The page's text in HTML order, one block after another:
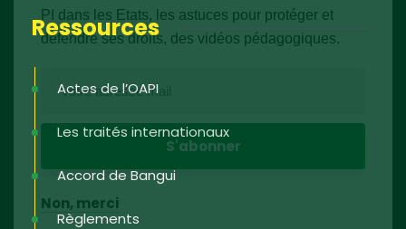
Ressources
Actes de l’OAPI
Les traités internationaux
Accord de Bangui
Règlements
PI dans les Etats, les astuces pour protéger et
défendre ses droits, des vidéos pédagogiques.
Non, merci